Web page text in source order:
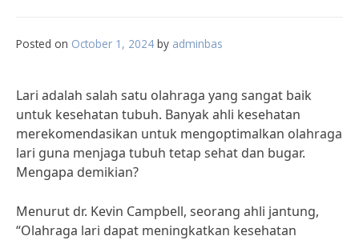
Posted on October 1, 2024 by adminbas
Lari adalah salah satu olahraga yang sangat baik
untuk kesehatan tubuh. Banyak ahli kesehatan
merekomendasikan untuk mengoptimalkan olahraga
lari guna menjaga tubuh tetap sehat dan bugar.
Mengapa demikian?
Menurut dr. Kevin Campbell, seorang ahli jantung,
“Olahraga lari dapat meningkatkan kesehatan